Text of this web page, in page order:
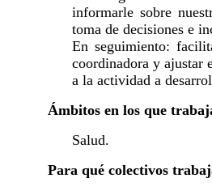
informarle sobre
toma de decisiones e
En seguimiento:
coordinadora y ajustar
a la actividad a
Ámbitos en los que
Salud.
Para qué colectivos